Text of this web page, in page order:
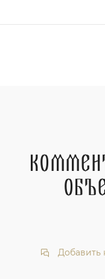
Добавить